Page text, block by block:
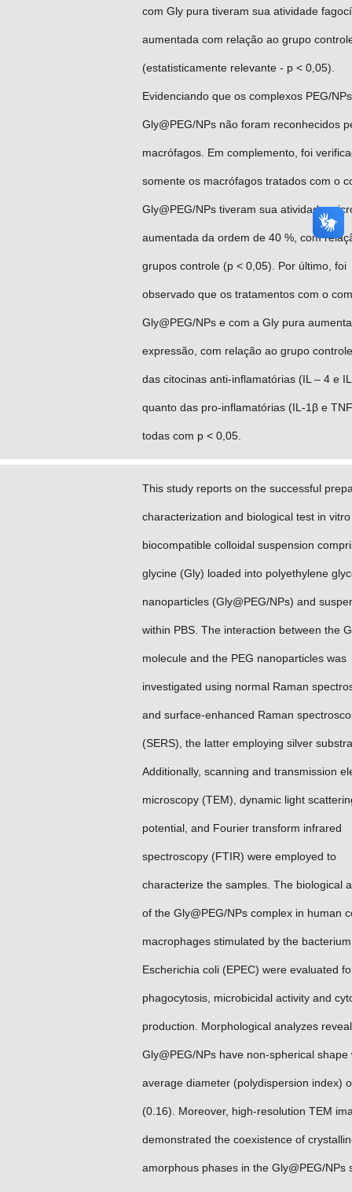
com Gly pura tiveram sua atividade
aumentada com relação ao grupo
(estatisticamente relevante - p < 0,05).
Evidenciando que os complexos PEG/
Gly@PEG/NPs não foram reconhecidos
macrófagos. Em complemento, foi
somente os macrófagos tratados com o
Gly@PEG/NPs tiveram sua atividade
aumentada da ordem de 40 %, com
grupos controle (p < 0,05). Por último, foi
observado que os tratamentos com o
Gly@PEG/NPs e com a Gly pura
expressão, com relação ao grupo
das citocinas anti-inflamatórias (IL – 4 e
quanto das pro-inflamatórias (IL-1β e
todas com p < 0,05.
This study reports on the successful
characterization and biological test in
biocompatible colloidal suspension
glycine (Gly) loaded into polyethylene
nanoparticles (Gly@PEG/NPs) and
within PBS. The interaction between the
molecule and the PEG nanoparticles was
investigated using normal Raman
and surface-enhanced Raman
(SERS), the latter employing silver
Additionally, scanning and transmission
microscopy (TEM), dynamic light
potential, and Fourier transform infrared
spectroscopy (FTIR) were employed to
characterize the samples. The biological
of the Gly@PEG/NPs complex in human
macrophages stimulated by the bacterium
Escherichia coli (EPEC) were evaluated
phagocytosis, microbicidal activity and
production. Morphological analyzes
Gly@PEG/NPs have non-spherical shape
average diameter (polydispersion index)
(0.16). Moreover, high-resolution TEM
demonstrated the coexistence of
amorphous phases in the Gly@PEG/NPs